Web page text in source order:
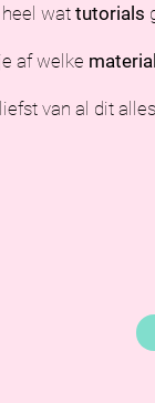
wattutorials
af welke
van al dit